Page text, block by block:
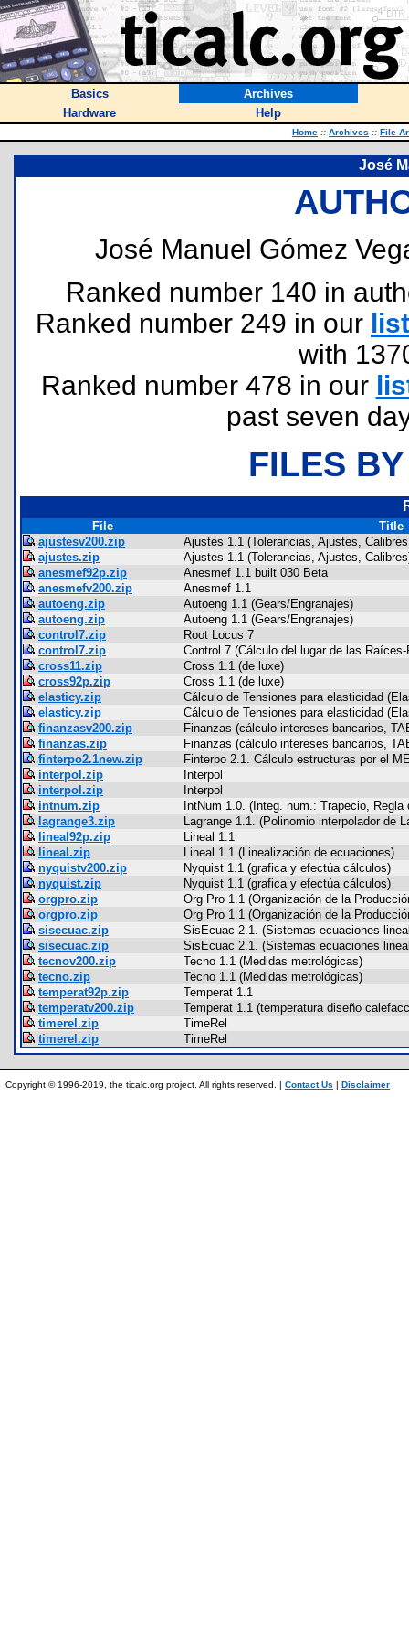
Basics
Archives
Hardware
Help
Home :: Archives :: File
José
José Manuel Gómez
Ranked number 140 in
Ranked number 249 in our list
with
Ranked number 478 in our
past seven
FILES
File
Title
ajustesv200.zip
Ajustes 1.1 (Tolerancias, Ajustes,
ajustes.zip
Ajustes 1.1 (Tolerancias, Ajustes,
anesmef92p.zip
Anesmef 1.1 built 030 Beta
anesmefv200.zip
Anesmef 1.1
autoeng.zip
Autoeng 1.1 (Gears/Engranajes)
autoeng.zip
Autoeng 1.1 (Gears/Engranajes)
control7.zip
Root Locus 7
control7.zip
Control 7 (Cálculo del lugar de las
cross11.zip
Cross 1.1 (de luxe)
cross92p.zip
Cross 1.1 (de luxe)
elasticy.zip
Cálculo de Tensiones para elasticidad
elasticy.zip
Cálculo de Tensiones para elasticidad
finanzasv200.zip
Finanzas (cálculo intereses bancarios,
finanzas.zip
Finanzas (cálculo intereses bancarios,
finterpo2.1new.zip
Finterpo 2.1. Cálculo estructuras por el
interpol.zip
Interpol
interpol.zip
Interpol
intnum.zip
IntNum 1.0. (Integ. num.: Trapecio, Regla
lagrange3.zip
Lagrange 1.1. (Polinomio interpolador de
lineal92p.zip
Lineal 1.1
lineal.zip
Lineal 1.1 (Linealización de ecuaciones)
nyquistv200.zip
Nyquist 1.1 (grafica y efectúa cálculos)
nyquist.zip
Nyquist 1.1 (grafica y efectúa cálculos)
orgpro.zip
Org Pro 1.1 (Organización de la
orgpro.zip
Org Pro 1.1 (Organización de la
sisecuac.zip
SisEcuac 2.1. (Sistemas ecuaciones
sisecuac.zip
SisEcuac 2.1. (Sistemas ecuaciones
tecnov200.zip
Tecno 1.1 (Medidas metrológicas)
tecno.zip
Tecno 1.1 (Medidas metrológicas)
temperat92p.zip
Temperat 1.1
temperatv200.zip
Temperat 1.1 (temperatura diseño
timerel.zip
TimeRel
timerel.zip
TimeRel
Copyright © 1996-2019, the ticalc.org project. All rights reserved. | Contact Us | Disclaimer